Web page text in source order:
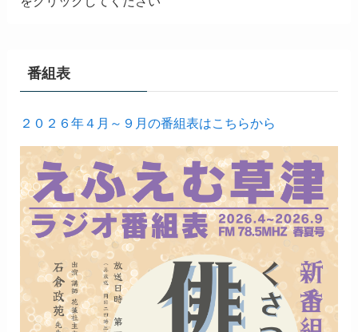
番組表
２０２６年４月～９月の番組表はこちらから